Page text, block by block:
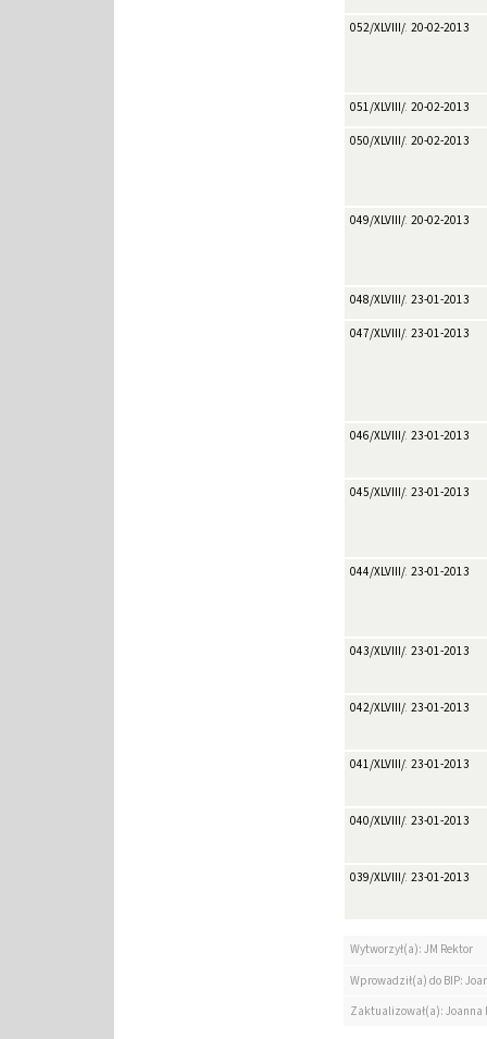
052/XLVIII/201320-02-2013
051/XLVIII/201320-02-2013
050/XLVIII/201320-02-2013
049/XLVIII/201320-02-2013
048/XLVIII/201323-01-2013
047/XLVIII/201323-01-2013
046/XLVIII/201323-01-2013
045/XLVIII/201323-01-2013
044/XLVIII/201323-01-2013
043/XLVIII/201323-01-2013
042/XLVIII/201323-01-2013
041/XLVIII/201323-01-2013
040/XLVIII/201323-01-2013
039/XLVIII/201323-01-2013
Wytworzył(a): JM Rektor
Wprowadził(a) do BIP:
Zaktualizował(a):